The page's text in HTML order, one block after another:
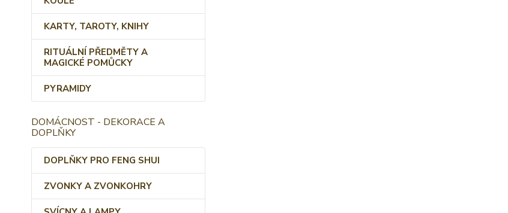
KARTY, TAROTY, KNIHY
RITUÁLNÍ PŘEDMĚTY A
MAGICKÉ POMŮCKY
PYRAMIDY
DOMÁCNOST - DEKORACE A
DOPLŇKY
DOPLŇKY PRO FENG SHUI
ZVONKY A ZVONKOHRY